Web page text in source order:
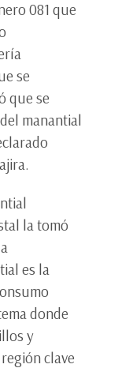
081 que
se
que se
manantial
la tomó
es la
donde
y
clave